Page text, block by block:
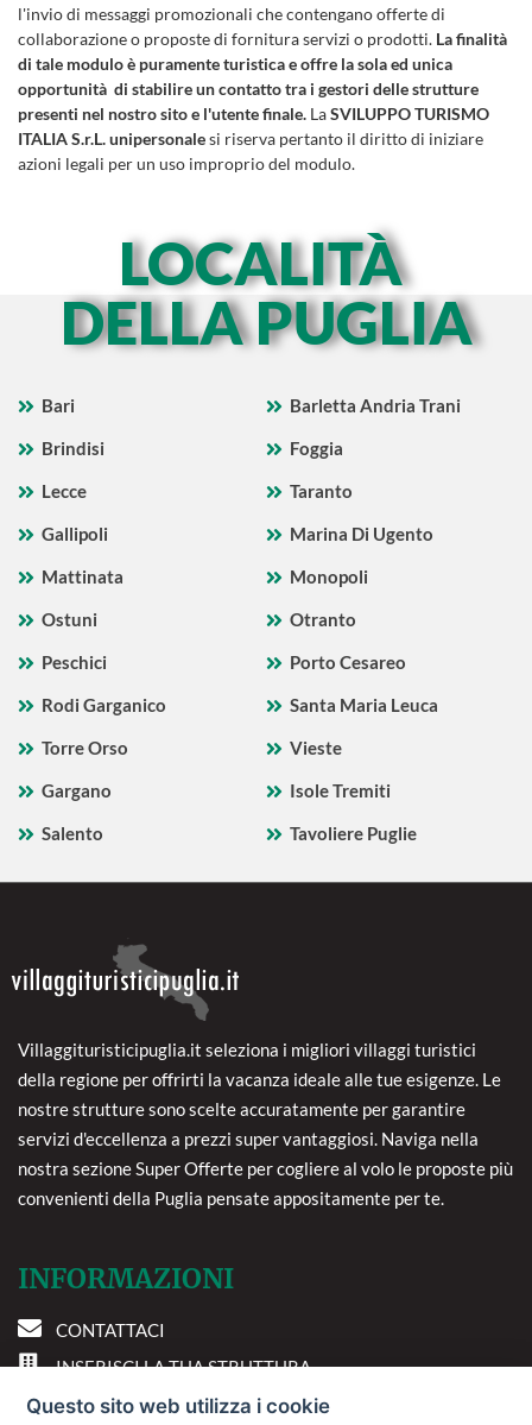
l'invio di messaggi promozionali che contengano offerte di
collaborazione o proposte di fornitura servizi o prodotti. La finalità
di tale modulo è puramente turistica e offre la sola ed unica
opportunità di stabilire un contatto tra i gestori delle strutture
presenti nel nostro sito e l'utente finale. LaSVILUPPO TURISMO
ITALIA S.r.L. unipersonalesi riserva pertanto il diritto di iniziare
azioni legali per un uso improprio del modulo.
LOCALITÀ
DELLA PUGLIA
Bari
Barletta Andria Trani
Brindisi
Foggia
Lecce
Taranto
Gallipoli
Marina Di Ugento
Mattinata
Monopoli
Ostuni
Otranto
Peschici
Porto Cesareo
Rodi Garganico
Santa Maria Leuca
Torre Orso
Vieste
Gargano
Isole Tremiti
Salento
Tavoliere Puglie
Villaggituristicipuglia.it seleziona i migliori villaggi turistici
della regione per offrirti la vacanza ideale alle tue esigenze. Le
nostre strutture sono scelte accuratamente per garantire
servizi d'eccellenza a prezzi super vantaggiosi. Naviga nella
nostra sezione Super Offerte per cogliere al volo le proposte più
convenienti della Puglia pensate appositamente per te.
INFORMAZIONI
CONTATTACI
INSERISCI LA TUA STRUTTURA
PREFERENZE COOKIE
Questo sito web utilizza i cookie